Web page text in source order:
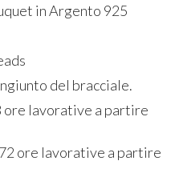
in Argento 925
del bracciale.
ore lavorative a partire
ore lavorative a partire